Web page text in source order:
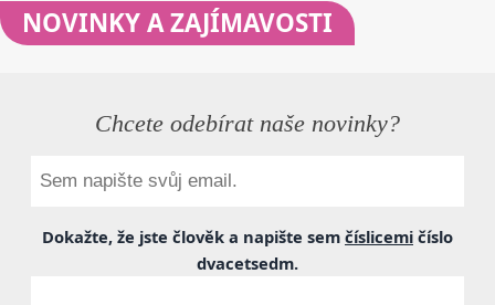
NOVINKYA ZAJÍMAVOSTI
Chcete odebírat naše novinky?
Dokažte, že jste člověk a napište sem číslicemi číslo
dvacetsedm.